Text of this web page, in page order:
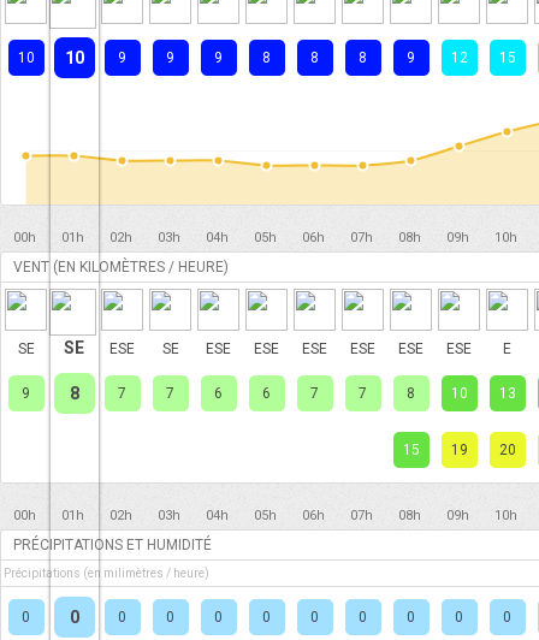
10 10 9 9 9 8 8 8 9 12 15
00h 01h 02h 03h 04h 05h 06h 07h 08h 09h 10h
VENT (EN KILOMÈTRES / HEURE)
SE SE ESE SE ESE ESE ESE ESE ESE ESE E
9 8 7 7 6 6 7 7 8 10 13
15 19 20
00h 01h 02h 03h 04h 05h 06h 07h 08h 09h 10h
PRÉCIPITATIONS ET HUMIDITÉ
Précipitations (en milimètres / heure)
0 0 0 0 0 0 0 0 0 0 0